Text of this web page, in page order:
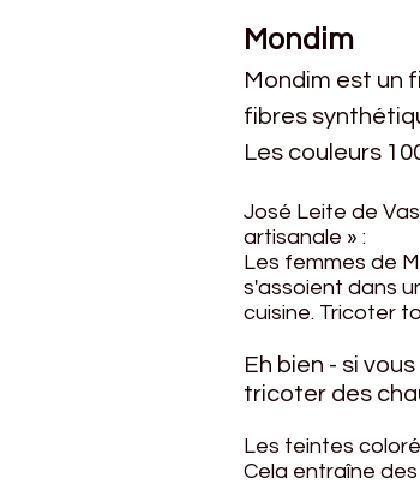
Mondim
Mondim est un
fibres
Les couleurs
José Leite de
artisanale » :
Les femmes de
s'assoient dans
cuisine. Tricoter
Eh bien - si
tricoter des
Les teintes
Cela entraîne